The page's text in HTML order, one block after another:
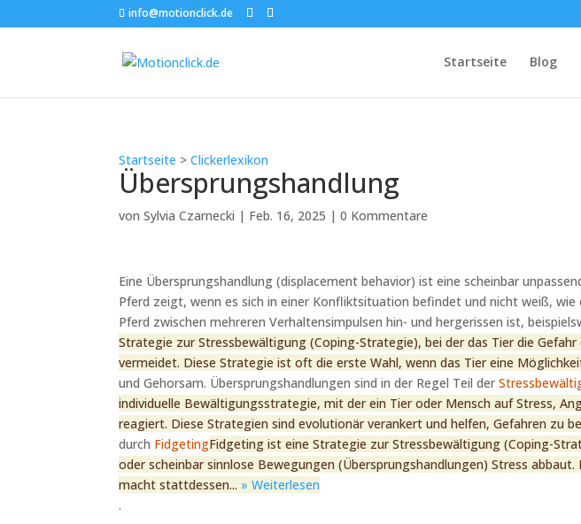
info@motionclick.de
Startseite Blog
Startseite >Clickerlexikon
Übersprungshandlung
vonSylvia Czarnecki | Feb. 16, 2025 |0 Kommentare
Eine Übersprungshandlung (displacement behavior) ist eine scheinbar
Pferd zeigt, wenn es sich in einer Konfliktsituation befindet und nicht weiß,
Pferd zwischen mehreren Verhaltensimpulsen hin- und hergerissen ist,
Strategie zur Stressbewältigung (Coping-Strategie), bei der das Tier die
vermeidet. Diese Strategie ist oft die erste Wahl, wenn das Tier eine
und Gehorsam. Übersprungshandlungen sind in der Regel Teil der
individuelle Bewältigungsstrategie, mit der ein Tier oder Mensch auf Stress,
reagiert. Diese Strategien sind evolutionär verankert und helfen, Gefahren zu
durch FidgetingFidgeting ist eine Strategie zur Stressbewältigung (Coping-
oder scheinbar sinnlose Bewegungen (Übersprungshandlungen) Stress
macht stattdessen...» Weiterlesen
.